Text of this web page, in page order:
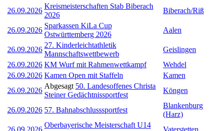
26.09.2026
Kreismeisterschaften Stab Biberach
2026
Biberach/Riß
26.09.2026
Sparkassen KiLa Cup
Ostwürttemberg 2026
Aalen
26.09.2026
27. Kinderleichtathletik
Mannschaftswettbewerb
Geislingen
26.09.2026 KM Wurf mit Rahmenwettkampf
Wehdel
26.09.2026 Kamen Open mit Staffeln
Kamen
26.09.2026
Abgesagt 50. Landesoffenes Christa
Steiner Gedächtnissportfest
Köngen
26.09.2026 57. Bahnabschlusssportfest
Blankenburg
(Harz)
26.09.2026
Oberbayerische Meisterschaft U14
Vaterstetten